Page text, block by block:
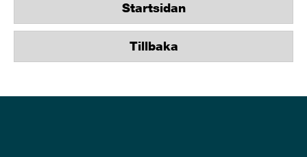
Startsidan
Tillbaka